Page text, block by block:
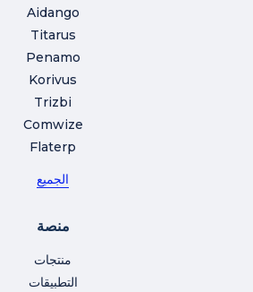
Aidango
Titarus
Penamo
Korivus
Trizbi
Comwize
Flaterp
الجميع
منصة
منتجات
التطبيقات